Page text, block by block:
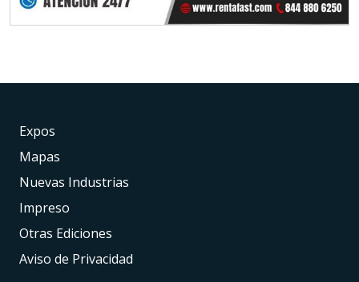
Expos
Mapas
Nuevas Industrias
Impreso
Otras Ediciones
Aviso de Privacidad